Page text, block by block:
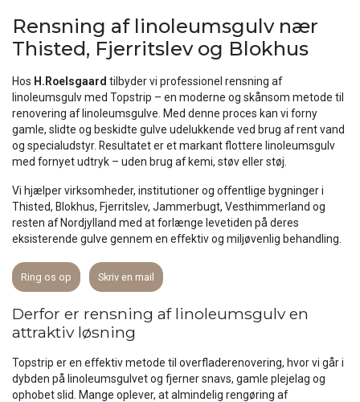
Rensning af linoleumsgulv nær
Thisted, Fjerritslev og Blokhus
Hos H.Roelsgaard tilbyder vi professionel rensning af
linoleumsgulv med Topstrip – en moderne og skånsom metode til
renovering af linoleumsgulve. Med denne proces kan vi forny
gamle, slidte og beskidte gulve udelukkende ved brug af rent vand
og specialudstyr. Resultatet er et markant flottere linoleumsgulv
med fornyet udtryk – uden brug af kemi, støv eller støj.
Vi hjælper virksomheder, institutioner og offentlige bygninger i
Thisted, Blokhus, Fjerritslev, Jammerbugt, Vesthimmerland og
resten af Nordjylland med at forlænge levetiden på deres
eksisterende gulve gennem en effektiv og miljøvenlig behandling.
Ring os op Skriv en mail
Derfor er rensning af linoleumsgulv en
attraktiv løsning
Topstrip er en effektiv metode til overfladerenovering, hvor vi går i
dybden på linoleumsgulvet og fjerner snavs, gamle plejelag og
ophobet slid. Mange oplever, at almindelig rengøring af